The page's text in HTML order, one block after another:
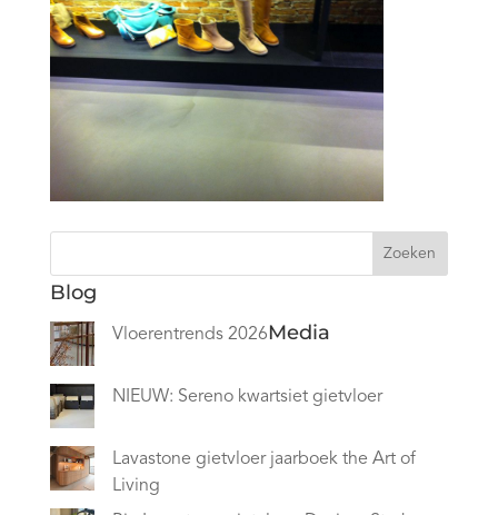
Zoeken
Blog
Vloerentrends 2026
NIEUW: Sereno kwartsiet gietvloer
Lavastone gietvloer jaarboek the Art of
Living
Media